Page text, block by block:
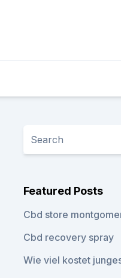
Featured Posts
Cbd store
Cbd recovery spray
Wie viel kostet